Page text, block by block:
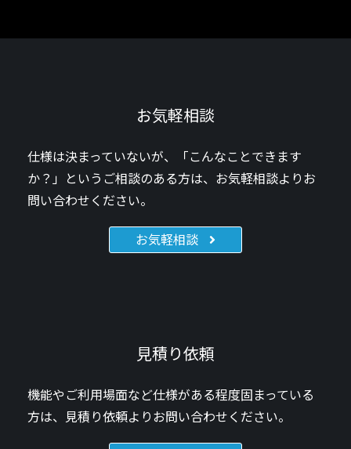
お気軽相談
仕様は決まっていないが、「こんなことできます
か？」というご相談のある方は、お気軽相談よりお
問い合わせください。
お気軽相談
見積り依頼
機能やご利用場面など仕様がある程度固まっている
方は、 見積り依頼よりお問い合わせください。